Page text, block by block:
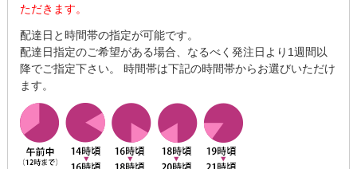
ただきます。
配達日と時間帯の指定が可能です。
配達日指定のご希望がある場合、なるべく発注日より1週間以
降でご指定下さい。 時間帯は下記の時間帯からお選びいただけ
ます。